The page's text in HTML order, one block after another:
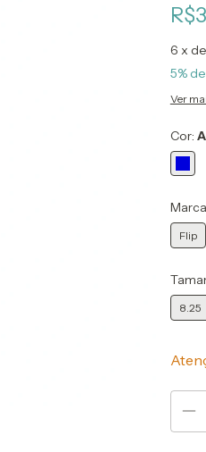
6 x de
5%
Ver
Cor:
Flip
8.25